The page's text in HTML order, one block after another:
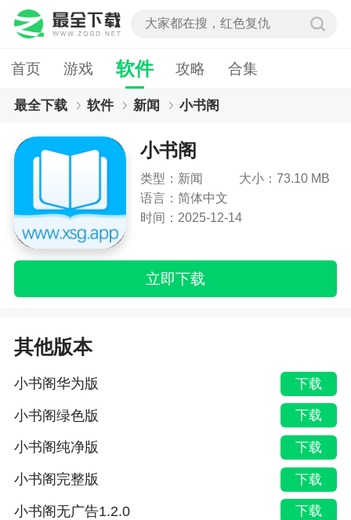
首页 游戏 软件 攻略 合集
最全下载 软件 新闻 小书阁
小书阁
类型：新闻
大小：73.10 MB
语言：简体中文
时间：2025-12-14
立即下载
其他版本
小书阁华为版 下载
小书阁绿色版 下载
小书阁纯净版 下载
小书阁完整版 下载
小书阁无广告1.2.0 下载